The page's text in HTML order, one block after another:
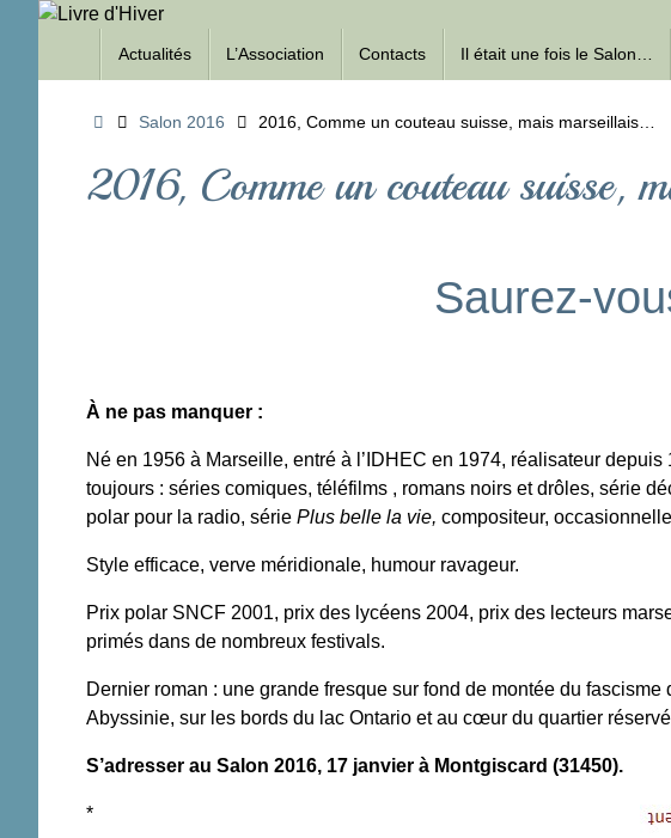
Passer
Actualités L’Association Contacts Il était une fois le Salon…
AccueilSalon 2016 2016, Comme un couteau suisse, mais marseillais…
2016, Comme un couteau suisse,
Saurez-
À ne pas manquer :
Né en 1956 à Marseille, entré à l’IDHEC en 1974, réalisateur
toujours : séries comiques, téléfilms , romans noirs et drôles, série
polar pour la radio, série Plus belle la vie, compositeur,
Style efficace, verve méridionale, humour ravageur.
Prix polar SNCF 2001, prix des lycéens 2004, prix des lecteurs
primés dans de nombreux festivals.
Dernier roman : une grande fresque sur fond de montée du
Abyssinie, sur les bords du lac Ontario et au cœur du quartier
S’adresser au Salon 2016, 17 janvier à Montgiscard (31450).
*